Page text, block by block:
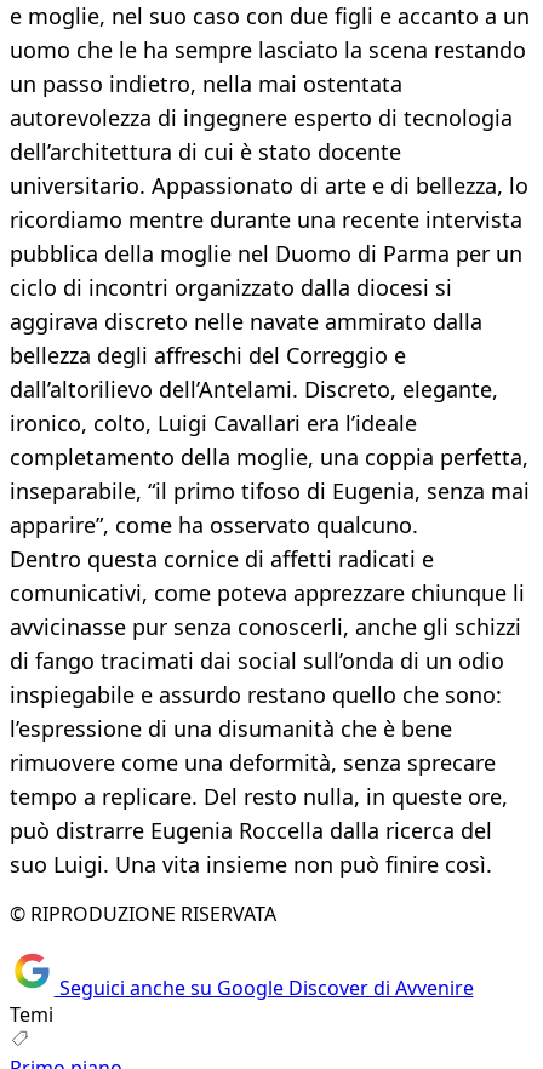
e moglie, nel suo caso con due figli e accanto a un
uomo che le ha sempre lasciato la scena restando
un passo indietro, nella mai ostentata
autorevolezza di ingegnere esperto di tecnologia
dell’architettura di cui è stato docente
universitario. Appassionato di arte e di bellezza, lo
ricordiamo mentre durante una recente intervista
pubblica della moglie nel Duomo di Parma per un
ciclo di incontri organizzato dalla diocesi si
aggirava discreto nelle navate ammirato dalla
bellezza degli affreschi del Correggio e
dall’altorilievo dell’Antelami. Discreto, elegante,
ironico, colto, Luigi Cavallari era l’ideale
completamento della moglie, una coppia perfetta,
inseparabile, “il primo tifoso di Eugenia, senza mai
apparire”, come ha osservato qualcuno.
Dentro questa cornice di affetti radicati e
comunicativi, come poteva apprezzare chiunque li
avvicinasse pur senza conoscerli, anche gli schizzi
di fango tracimati dai social sull’onda di un odio
inspiegabile e assurdo restano quello che sono:
l’espressione di una disumanità che è bene
rimuovere come una deformità, senza sprecare
tempo a replicare. Del resto nulla, in queste ore,
può distrarre Eugenia Roccella dalla ricerca del
suo Luigi. Una vita insieme non può finire così.
© RIPRODUZIONE RISERVATA
Seguici anche su Google Discover di Avvenire
Temi